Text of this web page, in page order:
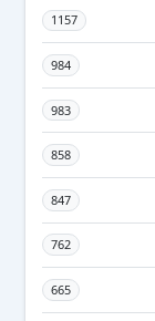
1157
984
983
858
847
762
665